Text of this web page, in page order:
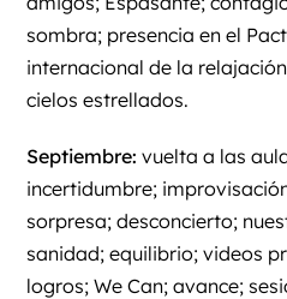
sombra; presencia en el
internacional de la
cielos estrellados.
Septiembre: vuelta a las
incertidumbre;
sorpresa; desconcierto;
sanidad; equilibrio; videos
logros; We Can; avance;